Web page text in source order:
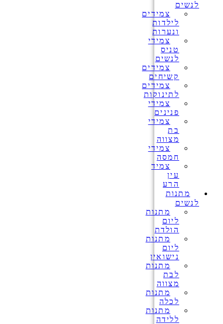
לנשים
צמידים
לילדות
ונערות
צמידי
טניס
לנשים
צמידים
קשיחים
צמידים
לתינוקות
צמידי
פנינים
צמידי
בת
מצווה
צמידי
חמסה
צמיד
עין
הרע
מתנות
לנשים
מתנות
ליום
הולדת
מתנות
ליום
נישואין
מתנות
לבת
מצווה
מתנות
לכלה
מתנות
ללידה